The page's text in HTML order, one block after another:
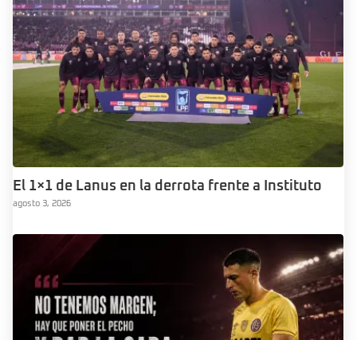
El 1×1 de Lanus en la derrota frente a Instituto
agosto 3, 2026